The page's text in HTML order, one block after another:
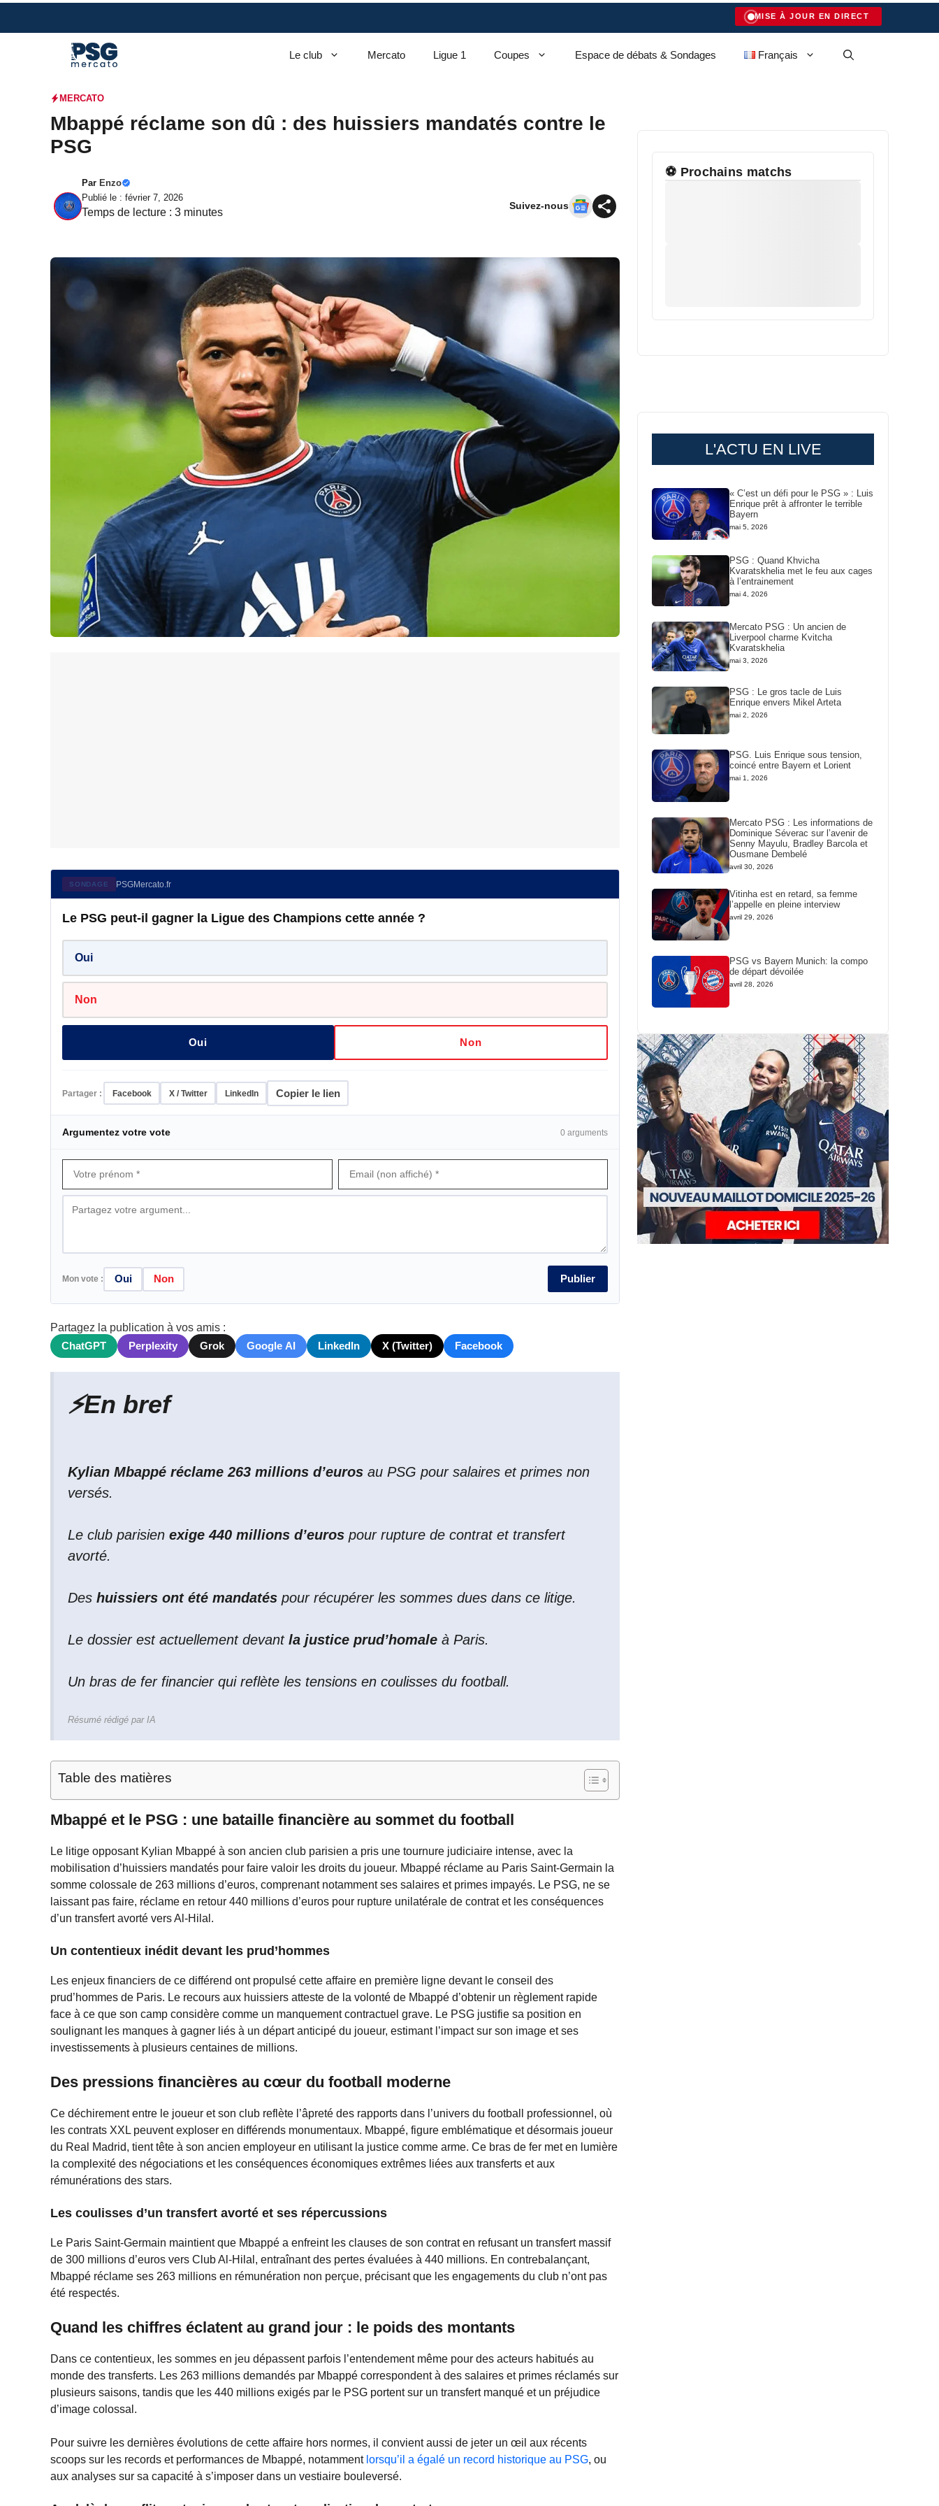
MISE À JOUR EN DIRECT
Le club Mercato Ligue 1 Coupes Espace de débats & Sondages Français
MERCATO
Mbappé réclame son dû : des huissiers mandatés contre le
PSG
Par Enzo
Publié le : février 7, 2026
Temps de lecture : 3 minutes
Suivez-nous
SONDAGE PSGMercato.fr
Le PSG peut-il gagner la Ligue des Champions cette année ?
Oui
Non
Oui Non
Partager : Facebook X / Twitter LinkedIn Copier le lien
Argumentez votre vote 0 arguments
Mon vote : Oui Non Publier
Partagez la publication à vos amis :
ChatGPT
Perplexity Grok Google AI LinkedIn X (Twitter) Facebook
⚡En bref
Kylian Mbappé réclame 263 millions d’euros au PSG pour salaires et primes non
versés.
Le club parisien exige 440 millions d’euros pour rupture de contrat et transfert
avorté.
Des huissiers ont été mandatés pour récupérer les sommes dues dans ce litige.
Le dossier est actuellement devant la justice prud’homale à Paris.
Un bras de fer financier qui reflète les tensions en coulisses du football.
Résumé rédigé par IA
Table des matières
Mbappé et le PSG : une bataille financière au sommet du football
Le litige opposant Kylian Mbappé à son ancien club parisien a pris une tournure judiciaire intense, avec la
mobilisation d’huissiers mandatés pour faire valoir les droits du joueur. Mbappé réclame au Paris Saint-Germain la
somme colossale de 263 millions d’euros, comprenant notamment ses salaires et primes impayés. Le PSG, ne se
laissant pas faire, réclame en retour 440 millions d’euros pour rupture unilatérale de contrat et les conséquences
d’un transfert avorté vers Al-Hilal.
Un contentieux inédit devant les prud’hommes
Les enjeux financiers de ce différend ont propulsé cette affaire en première ligne devant le conseil des
prud’hommes de Paris. Le recours aux huissiers atteste de la volonté de Mbappé d’obtenir un règlement rapide
face à ce que son camp considère comme un manquement contractuel grave. Le PSG justifie sa position en
soulignant les manques à gagner liés à un départ anticipé du joueur, estimant l’impact sur son image et ses
investissements à plusieurs centaines de millions.
Des pressions financières au cœur du football moderne
Ce déchirement entre le joueur et son club reflète l’âpreté des rapports dans l’univers du football professionnel, où
les contrats XXL peuvent exploser en différends monumentaux. Mbappé, figure emblématique et désormais joueur
du Real Madrid, tient tête à son ancien employeur en utilisant la justice comme arme. Ce bras de fer met en lumière
la complexité des négociations et les conséquences économiques extrêmes liées aux transferts et aux
rémunérations des stars.
Les coulisses d’un transfert avorté et ses répercussions
Le Paris Saint-Germain maintient que Mbappé a enfreint les clauses de son contrat en refusant un transfert massif
de 300 millions d’euros vers Club Al-Hilal, entraînant des pertes évaluées à 440 millions. En contrebalançant,
Mbappé réclame ses 263 millions en rémunération non perçue, précisant que les engagements du club n’ont pas
été respectés.
Quand les chiffres éclatent au grand jour : le poids des montants
Dans ce contentieux, les sommes en jeu dépassent parfois l’entendement même pour des acteurs habitués au
monde des transferts. Les 263 millions demandés par Mbappé correspondent à des salaires et primes réclamés sur
plusieurs saisons, tandis que les 440 millions exigés par le PSG portent sur un transfert manqué et un préjudice
d’image colossal.
Pour suivre les dernières évolutions de cette affaire hors normes, il convient aussi de jeter un œil aux récents
scoops sur les records et performances de Mbappé, notamment lorsqu’il a égalé un record historique au PSG, ou
aux analyses sur sa capacité à s’imposer dans un vestiaire bouleversé.
⚽ Prochains matchs
L'ACTU EN LIVE
« C’est un défi pour le PSG » : Luis
Enrique prêt à affronter le terrible
Bayern
mai 5, 2026
PSG : Quand Khvicha
Kvaratskhelia met le feu aux cages
à l’entrainement
mai 4, 2026
Mercato PSG : Un ancien de
Liverpool charme Kvitcha
Kvaratskhelia
mai 3, 2026
PSG : Le gros tacle de Luis
Enrique envers Mikel Arteta
mai 2, 2026
PSG. Luis Enrique sous tension,
coincé entre Bayern et Lorient
mai 1, 2026
Mercato PSG : Les informations de
Dominique Séverac sur l’avenir de
Senny Mayulu, Bradley Barcola et
Ousmane Dembelé
avril 30, 2026
Vitinha est en retard, sa femme
l’appelle en pleine interview
avril 29, 2026
PSG vs Bayern Munich: la compo
de départ dévoilée
avril 28, 2026